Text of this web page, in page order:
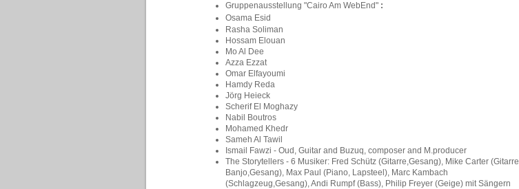
Gruppenausstellung "Cairo Am WebEnd" :
Osama Esid
Rasha Soliman
Hossam Elouan
Mo Al Dee
Azza Ezzat
Omar Elfayoumi
Hamdy Reda
Jörg Heieck
Scherif El Moghazy
Nabil Boutros
Mohamed Khedr
Sameh Al Tawil
Ismail Fawzi - Oud, Guitar and Buzuq, composer and M.producer
The Storytellers - 6 Musiker: Fred Schütz (Gitarre,Gesang), Mike Carter (Gitarre
Banjo,Gesang), Max Paul (Piano, Lapsteel), Marc Kambach
(Schlagzeug,Gesang), Andi Rumpf (Bass), Philip Freyer (Geige) mit Sängern